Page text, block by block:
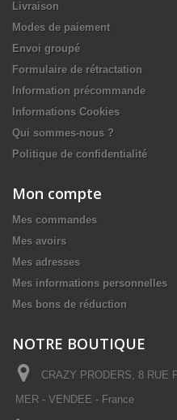
Livraison
Modes de paiement
Envoi groupé
Formulaire de rétractation
Information précommande
Informations Cookies
Qui sommes-nous ?
Politique de confidentialité
Mon compte
Mes commandes
Mes avoirs
Mes adresses
Mes informations personnelles
Mes bons de réduction
NOTRE BOUTIQUE
CRAZY PRODERS, 8 RUE
MER - VENDEE - France